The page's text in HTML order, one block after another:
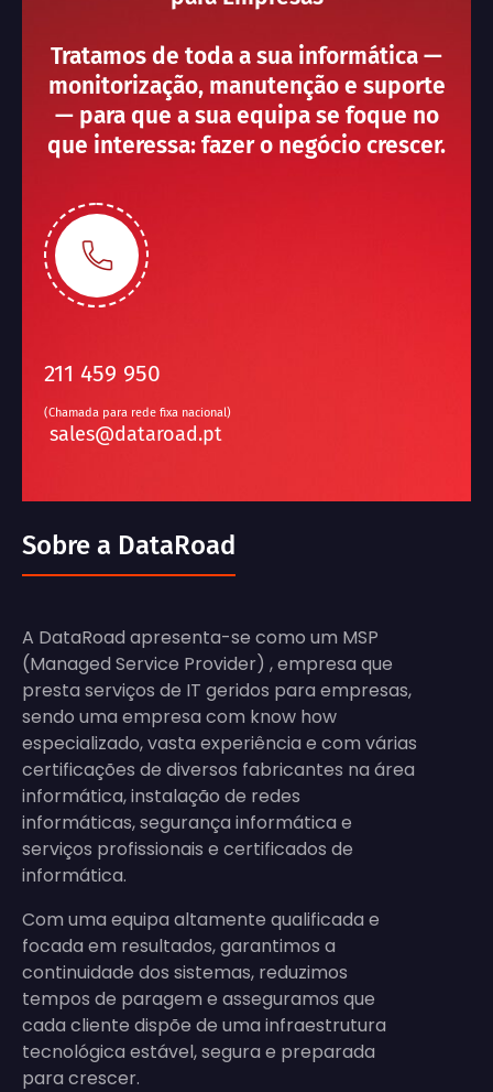
Tratamos de toda a sua informática —
monitorização, manutenção e suporte
— para que a sua equipa se foque no
que interessa: fazer o negócio crescer.
211 459 950
(Chamada para rede fixa nacional)
sales@dataroad.pt
Sobre a DataRoad
A DataRoad apresenta-se como um MSP
(Managed Service Provider) , empresa que
presta serviços de IT geridos para empresas,
sendo uma empresa com know how
especializado, vasta experiência e com várias
certificações de diversos fabricantes na área
informática, instalação de redes
informáticas, segurança informática e
serviços profissionais e certificados de
informática.
Com uma equipa altamente qualificada e
focada em resultados, garantimos a
continuidade dos sistemas, reduzimos
tempos de paragem e asseguramos que
cada cliente dispõe de uma infraestrutura
tecnológica estável, segura e preparada
para crescer.